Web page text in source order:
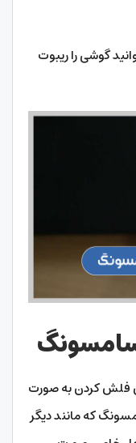
گوشی را ریبوت
فلش کردن به صورت
که مانند دیگر